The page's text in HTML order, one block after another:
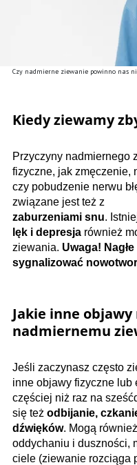
Czy nadmierne ziewanie powinno nas
Kiedy ziewamy
Przyczyny nadmiernego
fizyczne, jak zmęczenie,
czy pobudzenie nerwu
związane jest też z
zaburzeniami snu.
lęk i depresja również
ziewania. Uwaga!
sygnalizować
Jakie inne
nadmiernemu
Jeśli zaczynasz często
inne objawy fizyczne lub
częściej niż raz na
się też odbijanie,
dźwięków. Mogą
oddychaniu i duszności,
ciele (ziewanie rozciąga